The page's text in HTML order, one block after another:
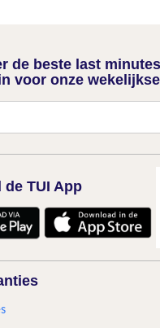
de beste last
voor onze
de TUI App